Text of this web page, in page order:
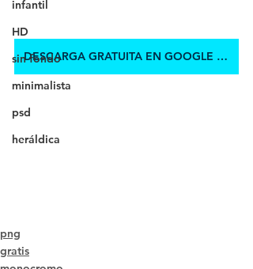
infantil
HD
sin fondo
minimalista
psd
heráldica
DESCARGA GRATUITA EN GOOGLE DRIVE
png
gratis